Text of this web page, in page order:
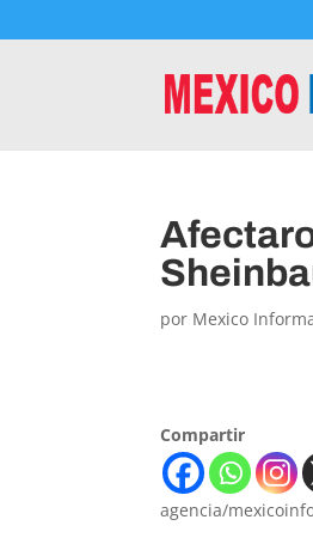
por Mexico
Compartir
agencia/